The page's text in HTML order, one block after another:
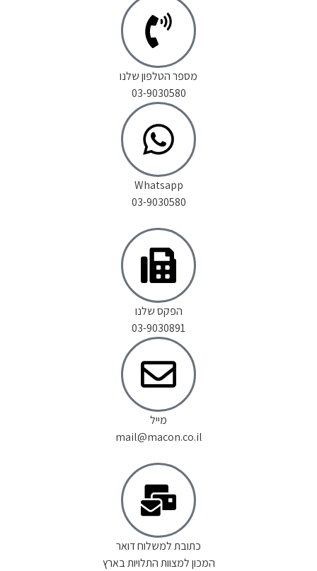
מספר הטלפון שלנו
03-9030580
Whatsapp
03-9030580
הפקס שלנו
03-9030891
מייל
mail@macon.co.il
כתובת למשלוח דואר
המכון למצוות התלויות בארץ